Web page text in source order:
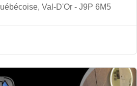
Val-D'Or - J9P 6M5